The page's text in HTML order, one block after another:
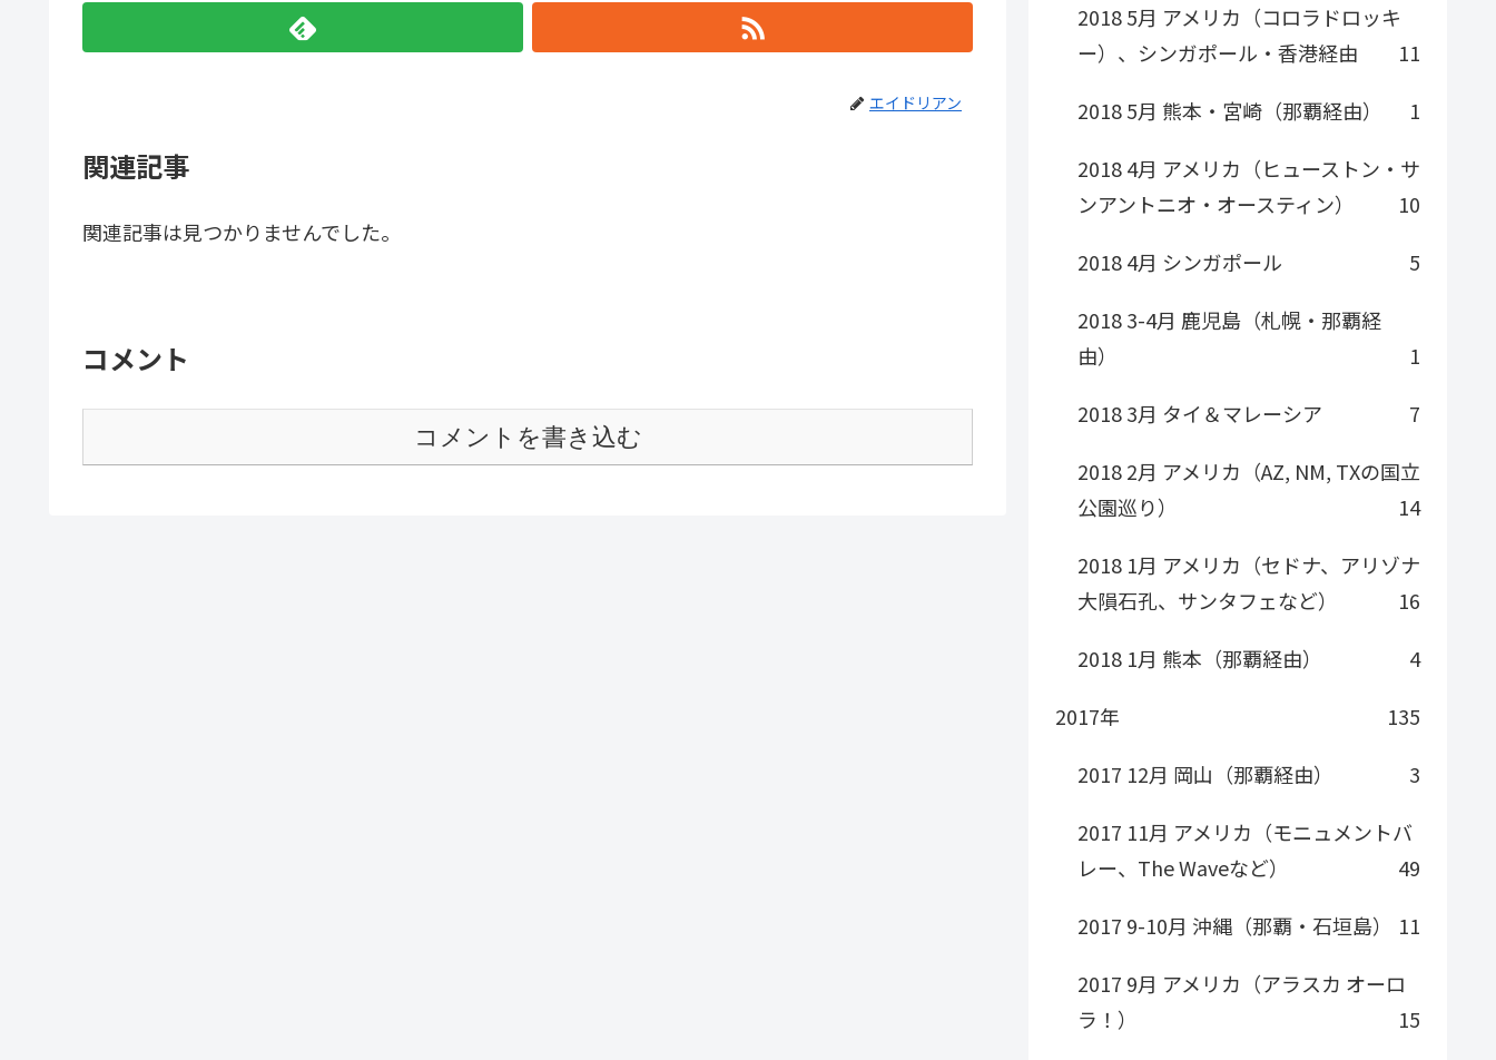
エイドリアン
関連記事
関連記事は見つかりませんでした。
コメント
コメントを書き込む
2018 5月 アメリカ（コロラドロッキ
ー）、シンガポール・香港経由
11
2018 5月 熊本・宮崎（那覇経由）
1
2018 4月 アメリカ（ヒューストン・サ
ンアントニオ・オースティン）
10
2018 4月 シンガポール
5
2018 3-4月 鹿児島（札幌・那覇経
由）
1
2018 3月 タイ＆マレーシア
7
2018 2月 アメリカ（AZ, NM, TXの国立
公園巡り）
14
2018 1月 アメリカ（セドナ、アリゾナ
大隕石孔、サンタフェなど）
16
2018 1月 熊本（那覇経由）
4
2017年
135
2017 12月 岡山（那覇経由）
3
2017 11月 アメリカ（モニュメントバ
レー、The Waveなど）
49
2017 9-10月 沖縄（那覇・石垣島）
11
2017 9月 アメリカ（アラスカ オーロ
ラ！）
15